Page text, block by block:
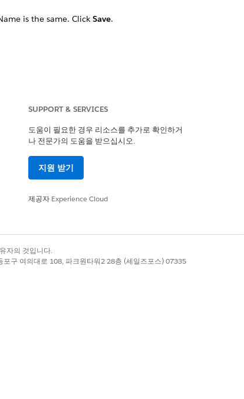
is the same. Click Save.
SUPPORT & SERVICES
도움이 필요한 경우 리소스를 추가로 확인하거
나 전문가의 도움을 받으십시오.
지원 받기
제공자 Experience Cloud
자의 것입니다.
구 여의대로 108, 파크원타워2 28층 (세일즈포스) 07335